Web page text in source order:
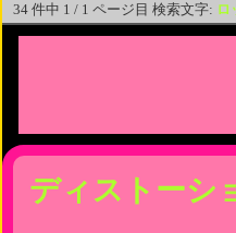
34 件中 1 / 1 ページ目 検索文字: ロ
ディストーシ